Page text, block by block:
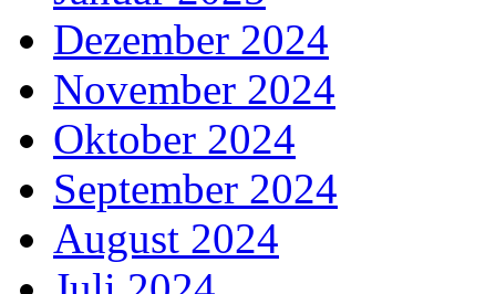
Dezember 2024
November 2024
Oktober 2024
September 2024
August 2024